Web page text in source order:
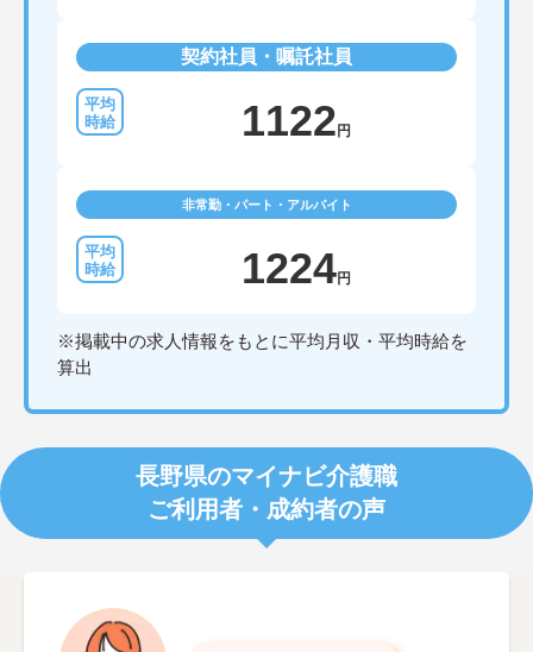
契約社員・嘱託社員
1122 円
非常勤・パート・アルバイト
1224円
※掲載中の求人情報をもとに平均月収・平均時給を
算出
長野県のマイナビ介護職
ご利用者・成約者の声